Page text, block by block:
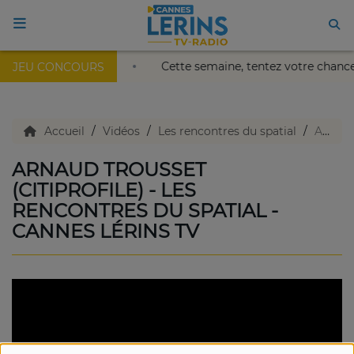
JEU CONCOURS
Nikaïa de Nice ! Cette semaine, tentez votre
TV en direct
Replay TV
Agenda
Emissions Radio
Accueil Vidéos Les rencontres du spatial Arnaud Trousset (Citiprofile) - Les rencontres du spatial - Cannes Lérins TV
ARNAUD TROUSSET
(CITIPROFILE) - LES
RENCONTRES DU SPATIAL -
CANNES LÉRINS TV